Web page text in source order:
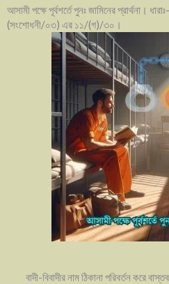
আসামী পক্ষে পূর্বশর্তে পুনঃ জামিনের প্রার্থনা।
(সংশোধনী/০৩) এর ১১/(গ)/৩০।
বাদী-বিবাদীর নাম ঠিকানা পরিবর্তন করে